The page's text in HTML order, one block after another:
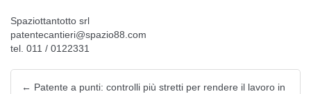
Spaziottantotto srl
patentecantieri@spazio88.com
tel. 011 / 0122331
← Patente a punti: controlli più stretti per rendere il lavoro in